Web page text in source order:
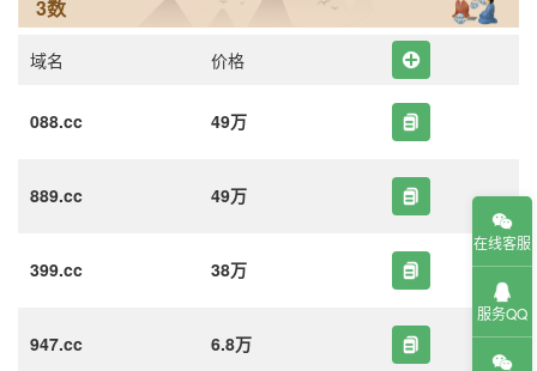
3数
域名 价格
088.cc 49万
889.cc 49万
399.cc 38万
947.cc 6.8万
在线客服
服务QQ